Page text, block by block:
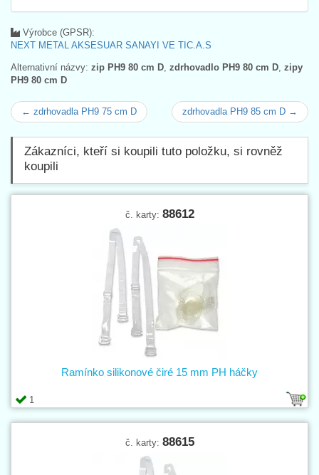
Výrobce (GPSR):
NEXT METAL AKSESUAR SANAYI VE TIC.A.S
Alternativní názvy: zip PH9 80 cm D zdrhovadlo PH9 80 cm D zipy
PH9 80 cm D
← zdrhovadla PH9 75 cm D zdrhovadla PH9 85 cm D →
Zákazníci, kteří si koupili tuto položku, si rovněž
koupili
č. karty: 88612
1
Ramínko silikonové čiré 15 mm PH háčky
č. karty: 88615